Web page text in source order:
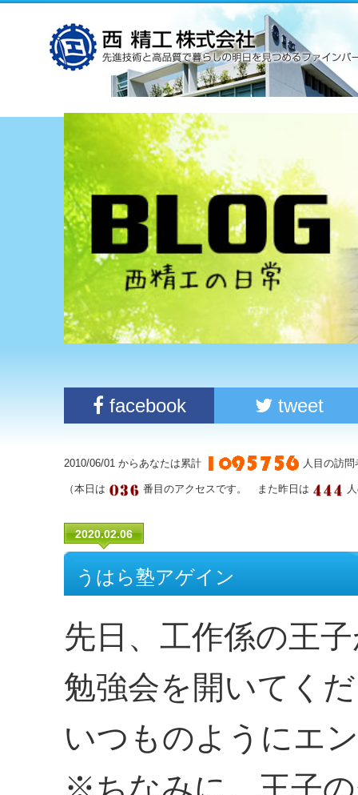
facebook tweet
2010/06/01 からあなたは累計 人目の訪
（本日は 番目のアクセスです。 また昨日は
2020.02.06
うはら塾アゲイン
先日、工作係の王
勉強会を開いてく
いつものようにエ